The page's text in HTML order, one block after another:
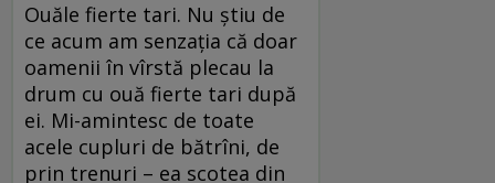
Ouăle fierte tari. Nu știu de
ce acum am senzația că doar
oamenii în vîrstă plecau la
drum cu ouă fierte tari după
ei. Mi-amintesc de toate
acele cupluri de bătrîni, de
prin trenuri – ea scotea din